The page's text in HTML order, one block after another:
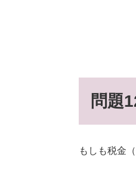
問題
もしも税金